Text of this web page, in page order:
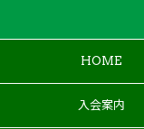
HOME
入会案内